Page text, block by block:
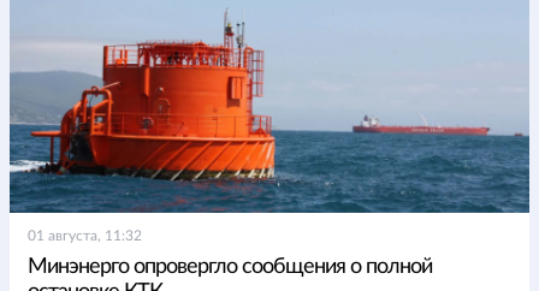
01 августа, 11:32
Минэнерго опровергло сообщения о полной